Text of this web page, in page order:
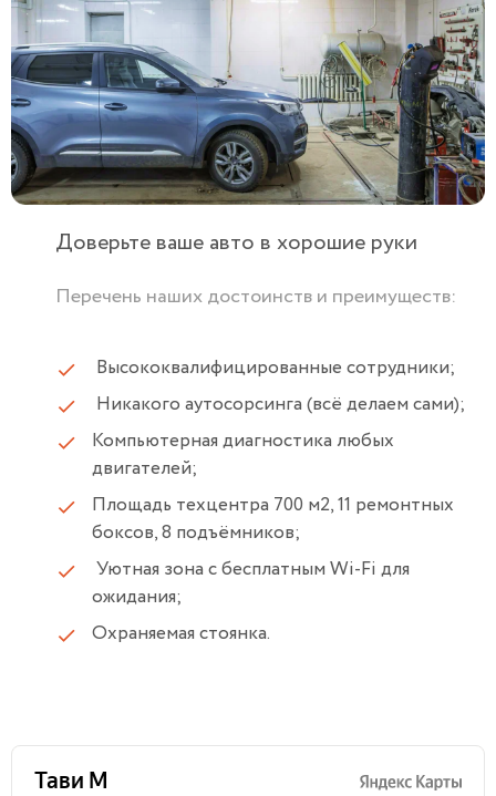
Доверьте ваше авто в хорошие руки
Перечень наших достоинств и преимуществ:
Высококвалифицированные сотрудники;
Никакого аутосорсинга (всё делаем сами);
Компьютерная диагностика любых
двигателей;
Площадь техцентра 700 м2, 11 ремонтных
боксов, 8 подъёмников;
Уютная зона с бесплатным Wi-Fi для
ожидания;
Охраняемая стоянка.